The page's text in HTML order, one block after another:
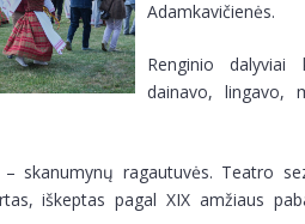
Adamkavičienės.
Renginio
dainavo, lingavo,
skanumynų ragautuvės. Teatro
iškeptas pagal XIX amžiaus